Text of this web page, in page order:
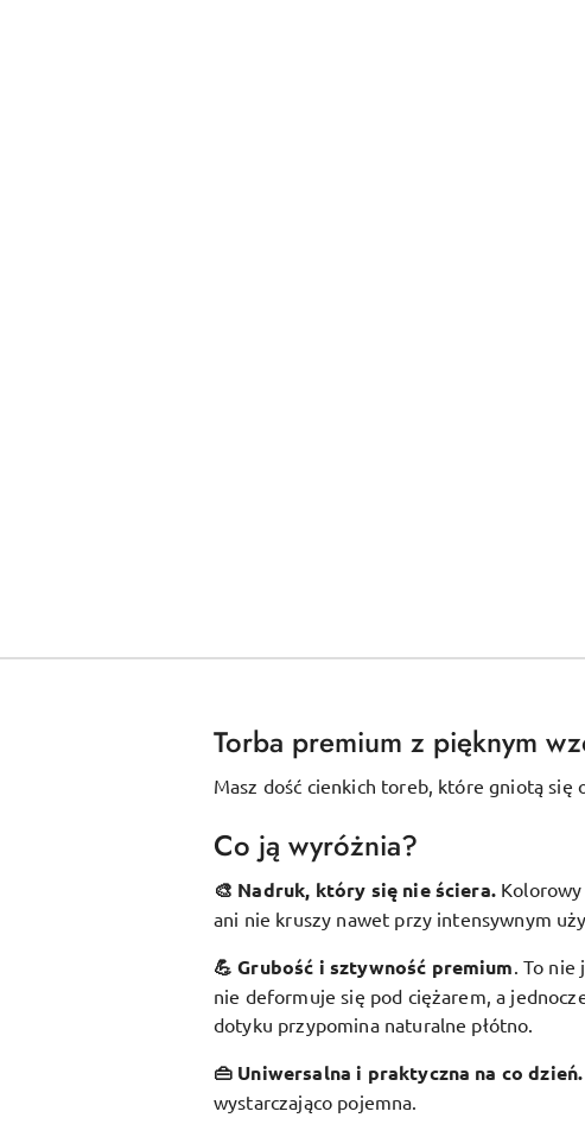
Torba premium z pięknym
Masz dość cienkich toreb, które gniotą się
Co ją wyróżnia?
🎨 Nadruk, który się nie ściera.
ani nie kruszy nawet przy intensywnym
💪 Grubość i sztywność premium To nie
nie deformuje się pod ciężarem, a
dotyku przypomina naturalne płótno.
👜 Uniwersalna i praktyczna na co dzień.
wystarczająco pojemna.